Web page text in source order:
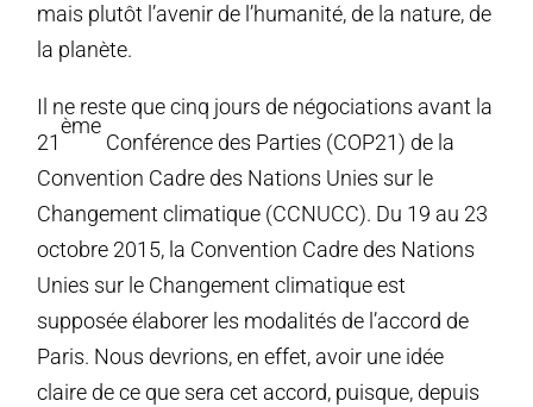
mais plutôt l’avenir de l’humanité, de la nature, de
la planète.
Il ne reste que cinq jours de négociations avant la
21
ème
Conférence des Parties (COP21) de la
Convention Cadre des Nations Unies sur le
Changement climatique (CCNUCC). Du 19 au 23
octobre 2015, la Convention Cadre des Nations
Unies sur le Changement climatique est
supposée élaborer les modalités de l’accord de
Paris. Nous devrions, en effet, avoir une idée
claire de ce que sera cet accord, puisque, depuis